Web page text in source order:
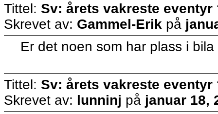
Tittel: Sv: årets vakreste eventyr
Skrevet av: Gammel-Erik på
Er det noen som har plass i
Tittel: Sv: årets vakreste eventyr
Skrevet av: lunninj på januar 18,